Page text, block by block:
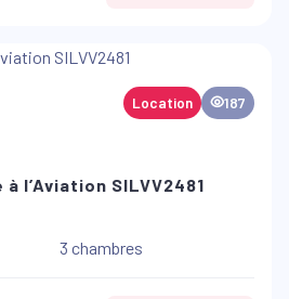
Location 187
l’Aviation SILVV2481
3 chambres